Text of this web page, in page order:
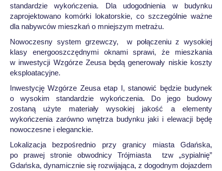
standardzie wykończenia. Dla udogodnienia w budynku
zaprojektowano komórki lokatorskie, co szczególnie ważne
dla nabywców mieszkań o mniejszym metrażu.
Nowoczesny system grzewczy, w połączeniu z wysokiej
klasy energooszczędnymi oknami sprawi, że mieszkania
w inwestycji Wzgórze Zeusa będą generowały niskie koszty
eksploatacyjne.
Inwestycję Wzgórze Zeusa etap I, stanowić będzie budynek
o wysokim standardzie wykończenia. Do jego budowy
zostaną użyte materiały wysokiej jakość a elementy
wykończenia zarówno wnętrza budynku jaki i elewacji będę
nowoczesne i eleganckie.
Lokalizacja bezpośrednio przy granicy miasta Gdańska,
po prawej stronie obwodnicy Trójmiasta tzw „sypialnię”
Gdańska, dynamicznie się rozwijająca, z dogodnym dojazdem